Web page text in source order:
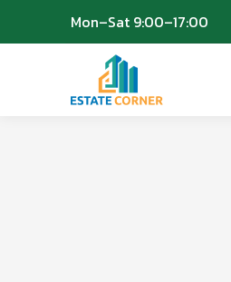
Mon–Sat 9:00–17:00
Mon–Sat 9:00–17:00